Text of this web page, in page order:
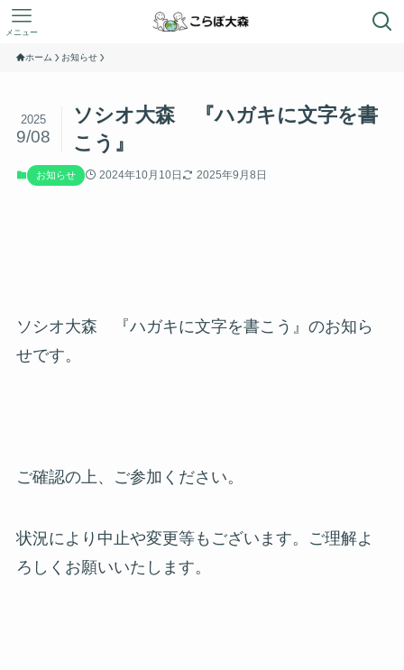
メニュー
ホーム お知らせ
ソシオ大森 『ハガキに文字を書
こう』
2025
9/08
お知らせ 2024年10月10日 2025年9月8日
ソシオ大森 『ハガキに文字を書こう』のお知ら
せです。
ご確認の上、ご参加ください。
状況により中止や変更等もございます。ご理解よ
ろしくお願いいたします。